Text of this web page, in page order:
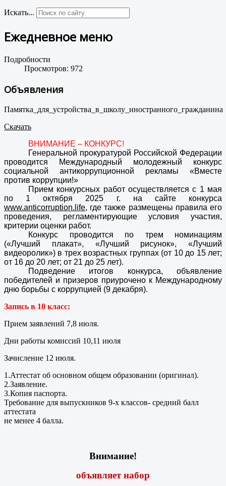
Искать...
Ежедневное меню
Подробности
Просмотров: 972
Объявления
Памятка_для_устройства_в_школу_иностранного_гражданина
Скачать
ВНИМАНИЕ – КОНКУРС!
Генеральной прокуратурой Российской Федерации
проводится Международный молодежный конкурс
социальной антикоррупционной рекламы «Вместе
против коррупции!»
Прием конкурсных работ осуществляется с 1 мая
по 1 октября 2025 г. на сайте конкурса
www.anticorruption.life, где также размещены правила его
проведения, регламентирующие условия участия,
критерии оценки работ.
Конкурс проводится по трем номинациям
(«Лучший плакат», «Лучший рисунок», «Лучший
видеоролик») в трех возрастных группах (от 10 до 15 лет;
от 16 до 20 лет; от 21 до 25 лет).
Подведение итогов конкурса, объявление
победителей и призеров приурочено к Международному
дню борьбы с коррупцией (9 декабря).
Запись в 10 класс:
Прием заявлений 7,8 июля.
Дни работы комиссий 10,11 июля
Зачисление 12 июля.
1.Аттестат об основном общем образовании (оригинал).
2.Заявление.
3.Копия паспорта.
Требование для выпускников 9-х классов- средний балл
аттестата
не менее 4 балла.
Внимание!
объявляет набор